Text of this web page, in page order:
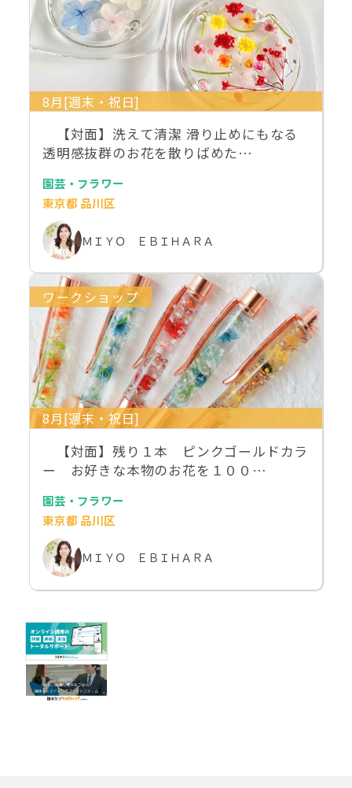
8月[週末・祝日]
【対面】洗えて清潔 滑り止めにもなる
透明感抜群のお花を散りばめた…
園芸・フラワー
東京都 品川区
ＭＩＹＯ ＥＢＩＨＡＲＡ
ワークショップ
8月[週末・祝日]
【対面】残り１本 ピンクゴールドカラ
ー お好きな本物のお花を１００…
園芸・フラワー
東京都 品川区
ＭＩＹＯ ＥＢＩＨＡＲＡ